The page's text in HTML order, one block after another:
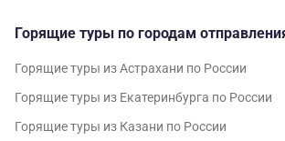
Горящие туры по городам
Горящие туры из Астрахани по России
Горящие туры из Екатеринбурга по России
Горящие туры из Казани по России